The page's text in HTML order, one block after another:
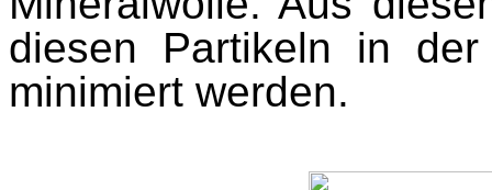
diesen Partikeln in
minimiert werden.